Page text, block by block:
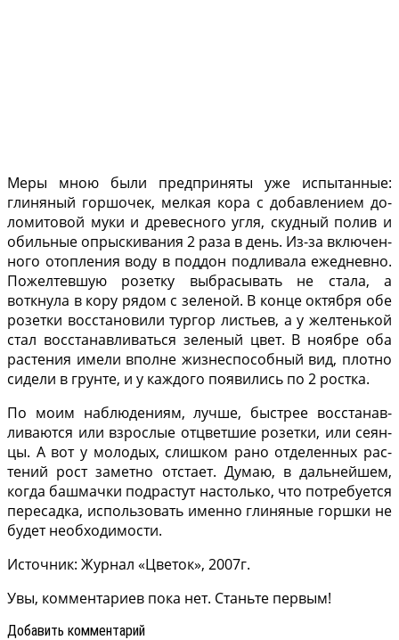
Меры мною были пред­приняты уже испытанные:
глиняный горшочек, мел­кая кора с добавлением до­
ломитовой муки и древес­ного угля, скудный полив и
обильные опрыскивания 2 раза в день. Из-за включен­
ного отопления воду в под­дон подливала ежедневно.
Пожелтевшую розетку выбрасывать не стала, а
воткнула в кору рядом с зе­леной. В конце октября обе
розетки восстановили тургор листьев, а у желтень­кой
стал восстанавливать­ся зеленый цвет. В ноябре оба
растения имели впол­не жизнеспособный вид, плотно
сидели в грунте, и у каждого появились по 2 ростка.
По моим наблюдениям, лучше, быстрее восстанав­
ливаются или взрослые от­цветшие розетки, или сеян­
цы. А вот у молодых, слиш­ком рано отделенных рас­
тений рост заметно отста­ет. Думаю, в дальнейшем,
когда башмачки подрастут настолько, что потребуется
пересадка, использовать именно глиняные горшки не
будет необходимости.
Источник: Журнал «Цветок», 2007г.
Увы, комментариев пока нет. Станьте первым!
Добавить комментарий